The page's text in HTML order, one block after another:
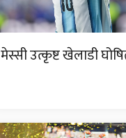
मेस्सी उत्कृष्ट खेलाडी